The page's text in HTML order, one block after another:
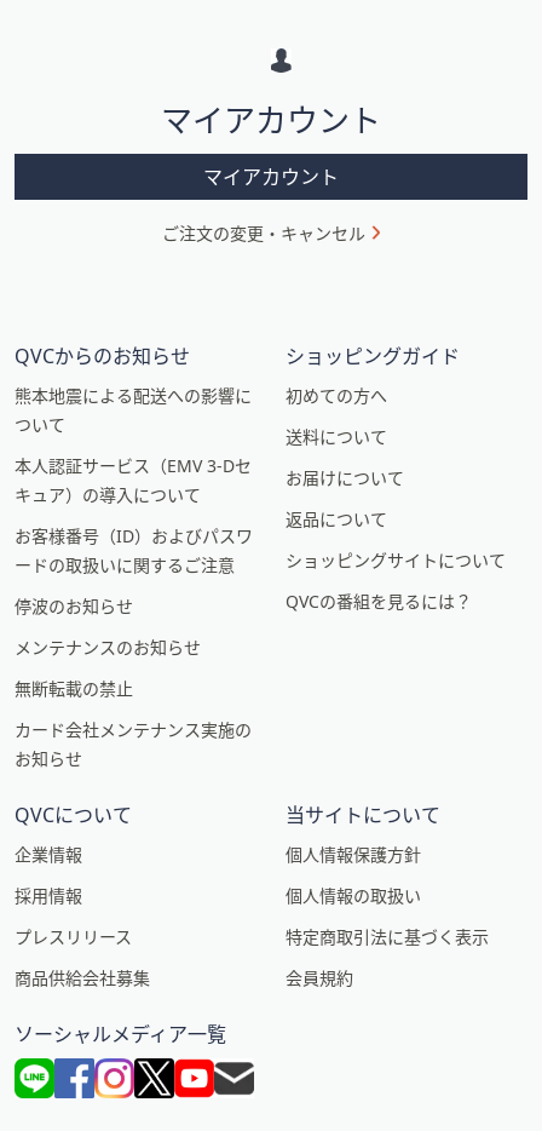
ン
マイアカウント
マイアカウント
ご注文の変更・キャンセル
QVCからのお知らせ
熊本地震による配送への影響に
ついて
本人認証サービス（EMV 3-Dセ
キュア）の導入について
お客様番号（ID）およびパスワ
ードの取扱いに関するご注意
停波のお知らせ
メンテナンスのお知らせ
無断転載の禁止
カード会社メンテナンス実施の
お知らせ
ショッピングガイド
初めての方へ
送料について
お届けについて
返品について
ショッピングサイトについて
QVCの番組を見るには？
QVCについて
企業情報
採用情報
プレスリリース
商品供給会社募集
当サイトについて
個人情報保護方針
個人情報の取扱い
特定商取引法に基づく表示
会員規約
ソーシャルメディア一覧